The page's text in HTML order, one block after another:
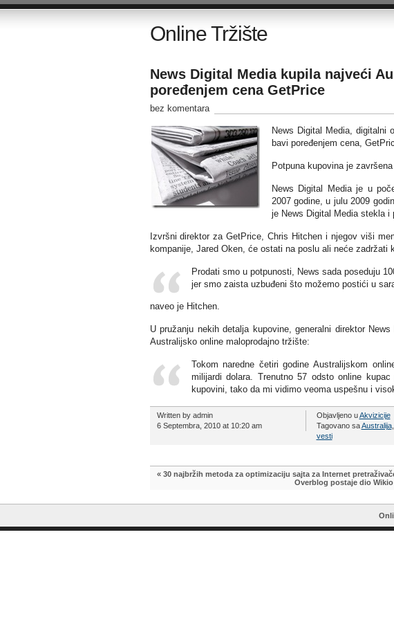
Online Tržište
News Digital Media kupila najveći
poređenjem cena GetPrice
bez komentara
News Digital Media,
bavi poređenjem cena,
Potpuna kupovina je
News Digital Media je u
2007 godine, u julu 2009
je News Digital Media stekla i
Izvršni direktor za GetPrice, Chris Hitchen i njegov viši
kompanije, Jared Oken, će ostati na poslu ali neće zadržati
Prodati smo u potpunosti, News sada poseduju
jer smo zaista uzbuđeni što možemo postići u
naveo je Hitchen.
U pružanju nekih detalja kupovine, generalni direktor
Australijsko online maloprodajno tržište:
Tokom naredne četiri godine Australijskom
milijardi dolara. Trenutno 57 odsto online
kupovini, tako da mi vidimo veoma uspešnu i
Written by admin
6 Septembra, 2010 at 10:20 am
Objavljeno uAkvizicije
Tagovano saAustralija,
vesti
« 30 najbržih metoda za optimizaciju sajta za Internet
Overblog postaje dio